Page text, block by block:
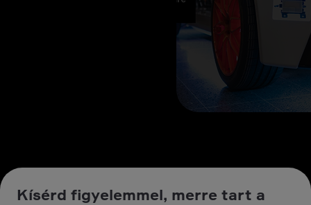
Kísérd figyelemmel, merre tart a